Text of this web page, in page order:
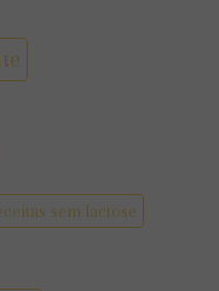
sem lactose